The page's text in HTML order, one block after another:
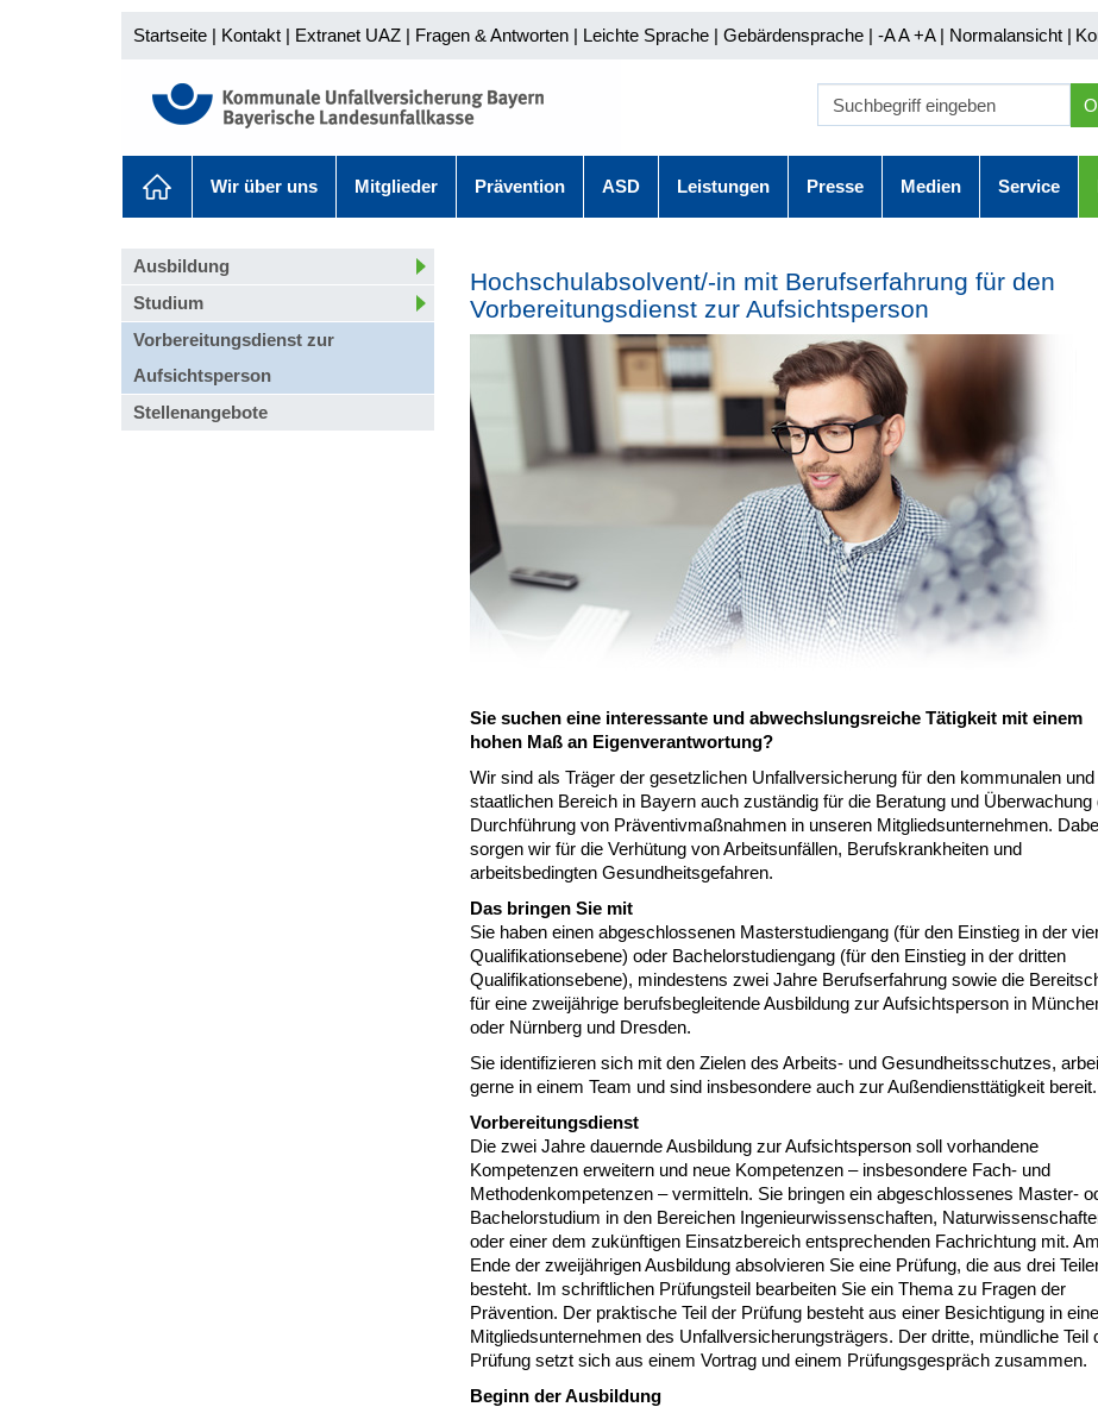
Startseite | Kontakt | Extranet UAZ | Fragen & Antworten | Leichte Sprache | Gebärdensprache | -A A+A | Normalansicht |
Wir über uns Mitglieder Prävention ASD Leistungen Presse Medien Service
Ausbildung
Studium
Vorbereitungsdienst zur
Aufsichtsperson
Stellenangebote
Hochschulabsolvent/-in mit Berufserfahrung für den
Vorbereitungsdienst zur Aufsichtsperson
Sie suchen eine interessante und abwechslungsreiche Tätigkeit mit einem
hohen Maß an Eigenverantwortung?
Wir sind als Träger der gesetzlichen Unfallversicherung für den kommunalen und
staatlichen Bereich in Bayern auch zuständig für die Beratung und Überwachung
Durchführung von Präventivmaßnahmen in unseren Mitgliedsunternehmen.
sorgen wir für die Verhütung von Arbeitsunfällen, Berufskrankheiten und
arbeitsbedingten Gesundheitsgefahren.
Das bringen Sie mit
Sie haben einen abgeschlossenen Masterstudiengang (für den Einstieg in der
Qualifikationsebene) oder Bachelorstudiengang (für den Einstieg in der dritten
Qualifikationsebene), mindestens zwei Jahre Berufserfahrung sowie die
für eine zweijährige berufsbegleitende Ausbildung zur Aufsichtsperson in
oder Nürnberg und Dresden.
Sie identifizieren sich mit den Zielen des Arbeits- und Gesundheitsschutzes,
gerne in einem Team und sind insbesondere auch zur Außendiensttätigkeit bereit.
Vorbereitungsdienst
Die zwei Jahre dauernde Ausbildung zur Aufsichtsperson soll vorhandene
Kompetenzen erweitern und neue Kompetenzen – insbesondere Fach- und
Methodenkompetenzen – vermitteln. Sie bringen ein abgeschlossenes Master-
Bachelorstudium in den Bereichen Ingenieurwissenschaften,
oder einer dem zukünftigen Einsatzbereich entsprechenden Fachrichtung mit. Am
Ende der zweijährigen Ausbildung absolvieren Sie eine Prüfung, die aus drei
besteht. Im schriftlichen Prüfungsteil bearbeiten Sie ein Thema zu Fragen der
Prävention. Der praktische Teil der Prüfung besteht aus einer Besichtigung in
Mitgliedsunternehmen des Unfallversicherungsträgers. Der dritte, mündliche Teil
Prüfung setzt sich aus einem Vortrag und einem Prüfungsgespräch zusammen.
Beginn der Ausbildung